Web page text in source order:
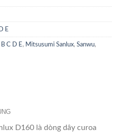
E
C D E , Mitsusumi Sanlux, Sanwu,
D160 là dòng dây curoa